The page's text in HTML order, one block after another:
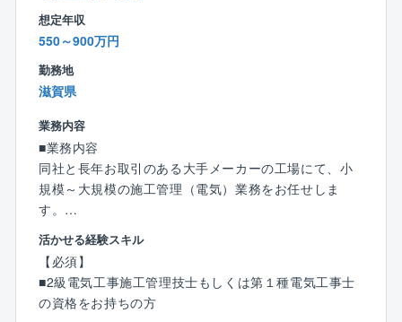
張している人の方が少ないです。
・残業時間を減らすために建設ディレクターのポジシ
ョンを設けるなど、施工管理の負担を減らすための施
策を積極的に取り入れています。
【配属部署について】
現在6名（30代1人、40代3人、50代1人、60代1人）が
在籍しております。
【働き方について】
・出張は近隣エリアに行くことはありますが、現状出
張している人の方が少ないです。
・残業時間を減らすために建設ディレクターのポジシ
ョンを設けるなど、施工管理の負担を減らすための施
想定年収
550～900万円
勤務地
滋賀県
業務内容
■業務内容
同社と長年お取引のある大手メーカーの工場にて、小
規模～大規模の施工管理（電気）業務をお任せしま
す。
※拠点によっては1件数千円～の工事から対応しており
ます。
※こちらも拠点によりますが、新入社員で年間100件程
度の見積もりを取る場合もあるので、ご対応いただく
案件は小さいものから様々です（あくまでも目安で
活かせる経験スキル
【必須】
■2級電気工事施工管理技士もしくは第１種電気工事士
の資格をお持ちの方